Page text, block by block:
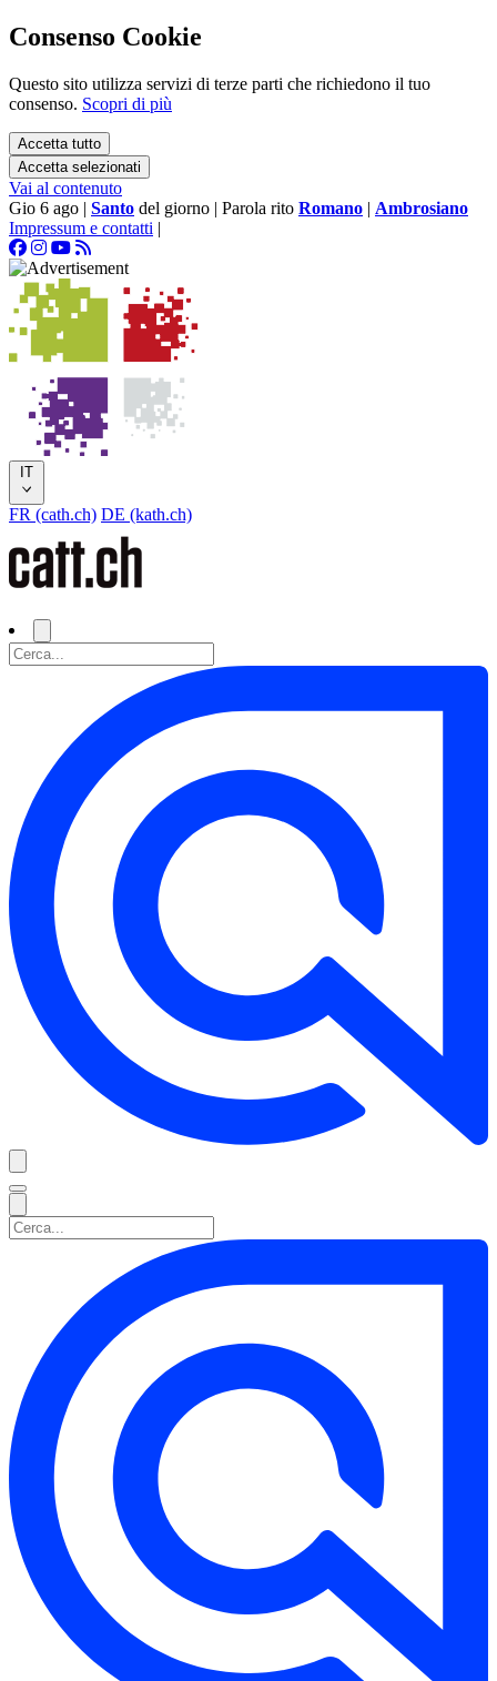
Consenso Cookie
Questo sito utilizza servizi di terze parti che richiedono il tuo
consenso. Scopri di più
Accetta tutto
Accetta selezionati
Vai al contenuto
Gio 6 ago | Santo del giorno | Parola rito Romano | Ambrosiano
Impressum e contatti |
IT
FR (cath.ch) DE (kath.ch)